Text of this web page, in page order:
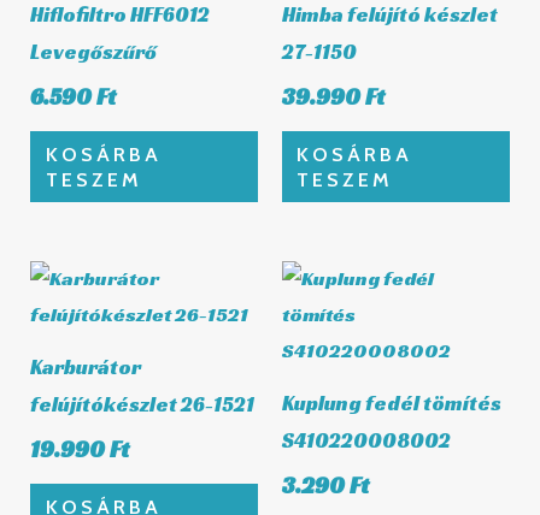
Hiflofiltro HFF6012
Levegőszűrő
6.590Ft
KOSÁRBA
TESZEM
Himba felújító készlet
27-1150
39.990Ft
KOSÁRBA
TESZEM
Karburátor
felújítókészlet 26-1521
19.990Ft
KOSÁRBA
Kuplung fedél tömítés
S410220008002
3.290Ft